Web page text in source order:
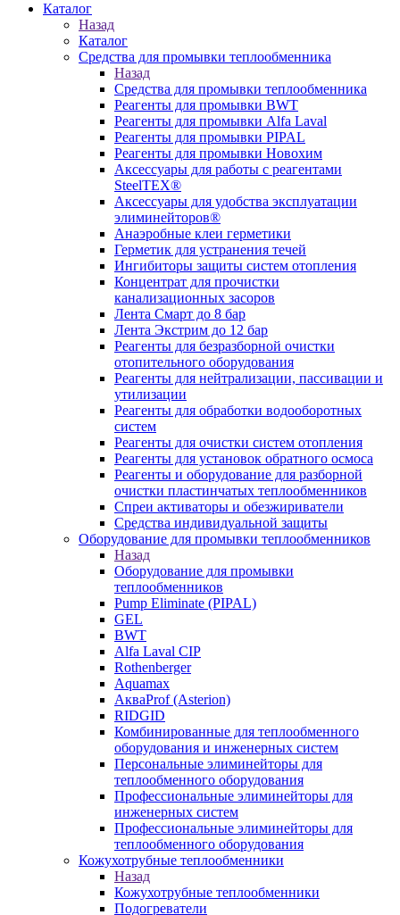
Каталог
Назад
Каталог
Средства для промывки теплообменника
Назад
Средства для промывки теплообменника
Реагенты для промывки BWT
Реагенты для промывки Alfa Laval
Реагенты для промывки PIPAL
Реагенты для промывки Новохим
Аксессуары для работы с реагентами
SteelTEX®
Аксессуары для удобства эксплуатации
элиминейторов®
Анаэробные клеи герметики
Герметик для устранения течей
Ингибиторы защиты систем отопления
Концентрат для прочистки
канализационных засоров
Лента Смарт до 8 бар
Лента Экстрим до 12 бар
Реагенты для безразборной очистки
отопительного оборудования
Реагенты для нейтрализации, пассивации и
утилизации
Реагенты для обработки водооборотных
систем
Реагенты для очистки систем отопления
Реагенты для установок обратного осмоса
Реагенты и оборудование для разборной
очистки пластинчатых теплообменников
Спреи активаторы и обезжириватели
Средства индивидуальной защиты
Оборудование для промывки теплообменников
Назад
Оборудование для промывки
теплообменников
Pump Eliminate (PIPAL)
GEL
BWT
Alfa Laval CIP
Rothenberger
Aquamax
АкваProf (Asterion)
RIDGID
Комбинированные для теплообменного
оборудования и инженерных систем
Персональные элиминейторы для
теплообменного оборудования
Профессиональные элиминейторы для
инженерных систем
Профессиональные элиминейторы для
теплообменного оборудования
Кожухотрубные теплообменники
Назад
Кожухотрубные теплообменники
Подогреватели